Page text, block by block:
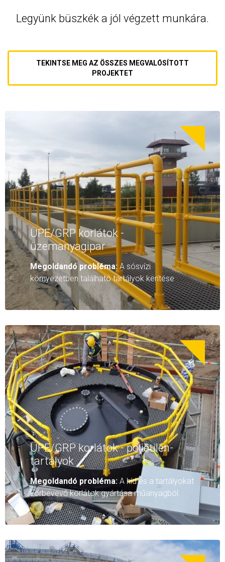
Legyünk büszkék a jól végzett munkára.
TEKINTSE MEG AZ ÖSSZES MEGVALÓSÍTOTT
PROJEKTET
ÜPE/GRP korlátok -
üzemanyagipar
Megoldandó probléma: A sósvízi
környezetben található tartályok kerítése
ÜPE/GRP korlátok - polietilén-
tartályok
Megoldandó probléma: A híd és a tartályokat
körbevevő korlátok gyártása műanyagból